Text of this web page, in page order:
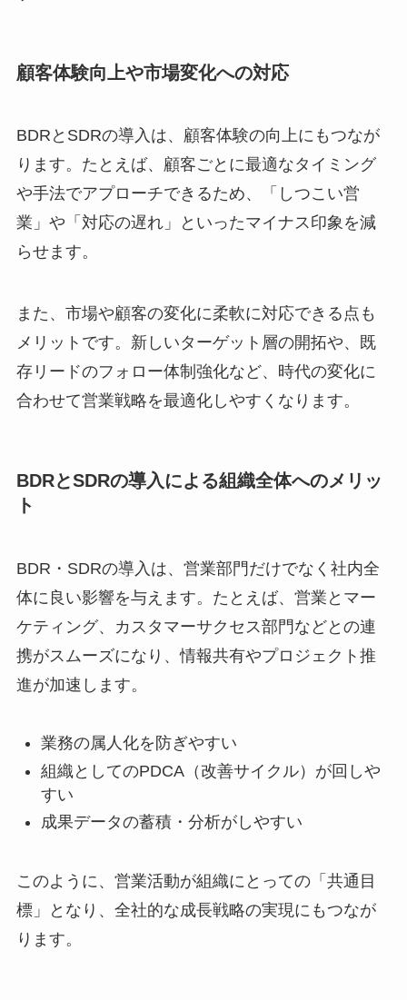
顧客体験向上や市場変化への対応
BDRとSDRの導入は、顧客体験の向上にもつなが
ります。たとえば、顧客ごとに最適なタイミング
や手法でアプローチできるため、「しつこい営
業」や「対応の遅れ」といったマイナス印象を減
らせます。
また、市場や顧客の変化に柔軟に対応できる点も
メリットです。新しいターゲット層の開拓や、既
存リードのフォロー体制強化など、時代の変化に
合わせて営業戦略を最適化しやすくなります。
BDRとSDRの導入による組織全体へのメリッ
ト
BDR・SDRの導入は、営業部門だけでなく社内全
体に良い影響を与えます。たとえば、営業とマー
ケティング、カスタマーサクセス部門などとの連
携がスムーズになり、情報共有やプロジェクト推
進が加速します。
業務の属人化を防ぎやすい
組織としてのPDCA（改善サイクル）が回しや
すい
成果データの蓄積・分析がしやすい
このように、営業活動が組織にとっての「共通目
標」となり、全社的な成長戦略の実現にもつなが
ります。